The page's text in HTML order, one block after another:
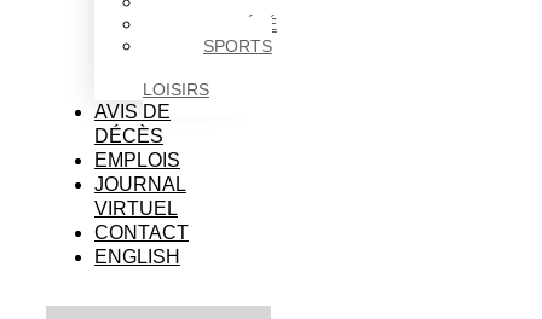
SOCIÉTÉ
SPORTS
LOISIRS
AVIS DE
DÉCÈS
EMPLOIS
JOURNAL
VIRTUEL
CONTACT
ENGLISH